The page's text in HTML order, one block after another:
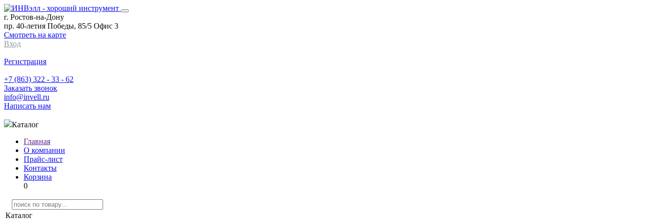
г. Ростов-на-Дону
пр. 40-летия Победы, 85/5 Офис 3
Смотреть на карте
Вход
Регистрация
+7 (863) 322 - 33 - 62
Заказать звонок
info@invell.ru
Написать нам
Каталог
Главная
О компании
Прайс-лист
Контакты
Корзина
0
Каталог